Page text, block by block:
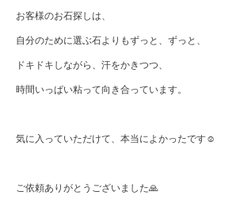
お客様のお石探しは、
自分のために選ぶ石よりもずっと、ずっと、
ドキドキしながら、汗をかきつつ、
時間いっぱい粘って向き合っています。
気に入っていただけて、本当によかったです☺️
ご依頼ありがとうございました🙏